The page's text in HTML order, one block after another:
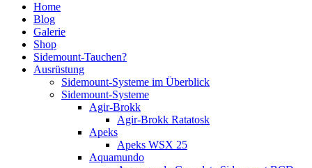
Home
Blog
Galerie
Shop
Sidemount-Tauchen?
Ausrüstung
Sidemount-Systeme im Überblick
Sidemount-Systeme
Agir-Brokk
Agir-Brokk Ratatosk
Apeks
Apeks WSX 25
Aquamundo